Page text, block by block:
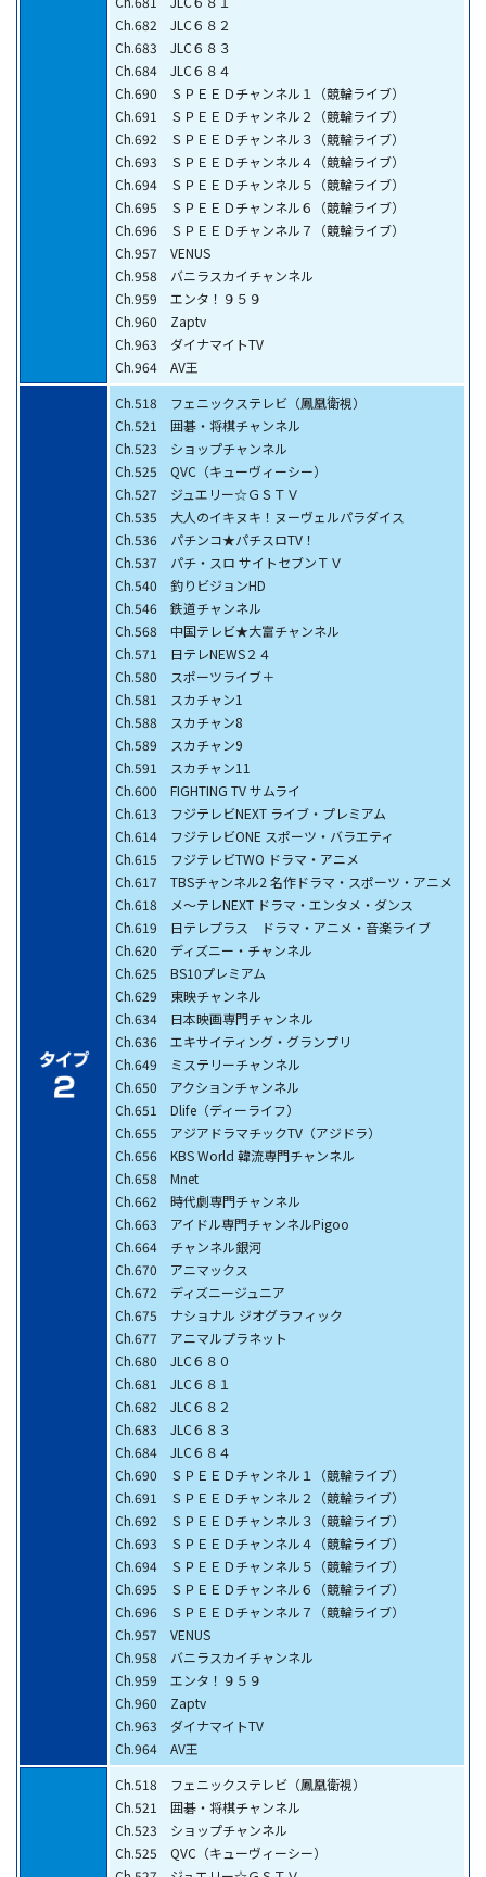
Ch.682 JLC６８２
Ch.683 JLC６８３
Ch.684 JLC６８４
Ch.690 ＳＰＥＥＤチャンネル１（競輪ライブ）
Ch.691 ＳＰＥＥＤチャンネル２（競輪ライブ）
Ch.692 ＳＰＥＥＤチャンネル３（競輪ライブ）
Ch.693 ＳＰＥＥＤチャンネル４（競輪ライブ）
Ch.694 ＳＰＥＥＤチャンネル５（競輪ライブ）
Ch.695 ＳＰＥＥＤチャンネル６（競輪ライブ）
Ch.696 ＳＰＥＥＤチャンネル７（競輪ライブ）
Ch.957 VENUS
Ch.958 バニラスカイチャンネル
Ch.959 エンタ！９５９
Ch.960 Zaptv
Ch.963 ダイナマイトTV
Ch.964 AV王
Ch.518 フェニックステレビ（鳳凰衛視）
Ch.521 囲碁・将棋チャンネル
Ch.523 ショップチャンネル
Ch.525 QVC（キューヴィーシー）
Ch.527 ジュエリー☆ＧＳＴＶ
Ch.535 大人のイキヌキ！ヌーヴェルパラダイス
Ch.536 パチンコ★パチスロTV！
Ch.537 パチ・スロ サイトセブンＴＶ
Ch.540 釣りビジョンHD
Ch.546 鉄道チャンネル
Ch.568 中国テレビ★大富チャンネル
Ch.571 日テレNEWS２４
Ch.580 スポーツライブ＋
Ch.581 スカチャン1
Ch.588 スカチャン8
Ch.589 スカチャン9
Ch.591 スカチャン11
Ch.600 FIGHTING TV サムライ
Ch.613 フジテレビNEXT ライブ・プレミアム
Ch.614 フジテレビONE スポーツ・バラエティ
Ch.615 フジテレビTWO ドラマ・アニメ
Ch.617 TBSチャンネル2 名作ドラマ・スポーツ・アニメ
Ch.618 メ～テレNEXT ドラマ・エンタメ・ダンス
Ch.619 日テレプラス ドラマ・アニメ・音楽ライブ
Ch.620 ディズニー・チャンネル
Ch.625 BS10プレミアム
Ch.629 東映チャンネル
Ch.634 日本映画専門チャンネル
Ch.636 エキサイティング・グランプリ
Ch.649 ミステリーチャンネル
Ch.650 アクションチャンネル
Ch.651 Dlife（ディーライフ）
Ch.655 アジアドラマチックTV（アジドラ）
Ch.656 KBS World 韓流専門チャンネル
Ch.658 Mnet
Ch.662 時代劇専門チャンネル
Ch.663 アイドル専門チャンネルPigoo
Ch.664 チャンネル銀河
Ch.670 アニマックス
Ch.672 ディズニージュニア
Ch.675 ナショナル ジオグラフィック
Ch.677 アニマルプラネット
Ch.680 JLC６８０
Ch.681 JLC６８１
Ch.682 JLC６８２
Ch.683 JLC６８３
Ch.684 JLC６８４
Ch.690 ＳＰＥＥＤチャンネル１（競輪ライブ）
Ch.691 ＳＰＥＥＤチャンネル２（競輪ライブ）
Ch.692 ＳＰＥＥＤチャンネル３（競輪ライブ）
Ch.693 ＳＰＥＥＤチャンネル４（競輪ライブ）
Ch.694 ＳＰＥＥＤチャンネル５（競輪ライブ）
Ch.695 ＳＰＥＥＤチャンネル６（競輪ライブ）
Ch.696 ＳＰＥＥＤチャンネル７（競輪ライブ）
Ch.957 VENUS
Ch.958 バニラスカイチャンネル
Ch.959 エンタ！９５９
Ch.960 Zaptv
Ch.963 ダイナマイトTV
Ch.964 AV王
Ch.518 フェニックステレビ（鳳凰衛視）
Ch.521 囲碁・将棋チャンネル
Ch.523 ショップチャンネル
Ch.525 QVC（キューヴィーシー）